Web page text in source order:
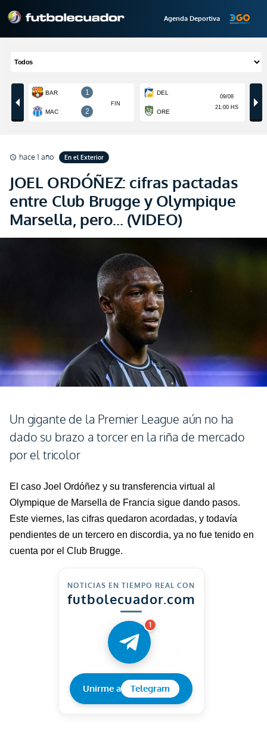
Agenda Deportiva
schedule hace 1 año En el Exterior
JOEL ORDÓÑEZ: cifras pactadas
entre Club Brugge y Olympique
Marsella, pero... (VIDEO)
Un gigante de la Premier League aún no ha
dado su brazo a torcer en la riña de mercado
por el tricolor
El caso Joel Ordóñez y su transferencia virtual al
Olympique de Marsella de Francia sigue dando pasos.
Este viernes, las cifras quedaron acordadas, y todavía
pendientes de un tercero en discordia, ya no fue tenido en
cuenta por el Club Brugge.
NOTICIAS EN TIEMPO REAL CON
futbolecuador.com
1
Unirme a Telegram